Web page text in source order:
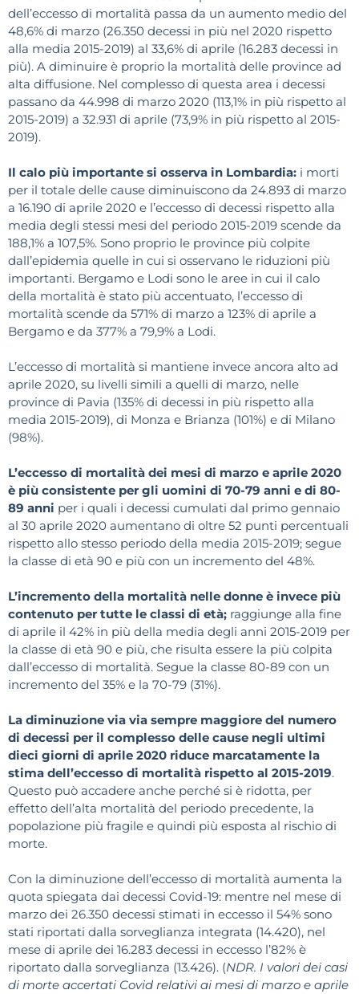
dell’eccesso di mortalità passa da un aumento medio del
48,6% di marzo (26.350 decessi in più nel 2020 rispetto
alla media 2015-2019) al 33,6% di aprile (16.283 decessi in
più). A diminuire è proprio la mortalità delle province ad
alta diffusione. Nel complesso di questa area i decessi
passano da 44.998 di marzo 2020 (113,1% in più rispetto al
2015-2019) a 32.931 di aprile (73,9% in più rispetto al 2015-
2019).
Il calo più importante si osserva in Lombardia: i morti
per il totale delle cause diminuiscono da 24.893 di marzo
a 16.190 di aprile 2020 e l’eccesso di decessi rispetto alla
media degli stessi mesi del periodo 2015-2019 scende da
188,1% a 107,5%. Sono proprio le province più colpite
dall’epidemia quelle in cui si osservano le riduzioni più
importanti. Bergamo e Lodi sono le aree in cui il calo
della mortalità è stato più accentuato, l’eccesso di
mortalità scende da 571% di marzo a 123% di aprile a
Bergamo e da 377% a 79,9% a Lodi.
L’eccesso di mortalità si mantiene invece ancora alto ad
aprile 2020, su livelli simili a quelli di marzo, nelle
province di Pavia (135% di decessi in più rispetto alla
media 2015-2019), di Monza e Brianza (101%) e di Milano
(98%).
L’eccesso di mortalità dei mesi di marzo e aprile 2020
è più consistente per gli uomini di 70-79 anni e di 80-
89 anni per i quali i decessi cumulati dal primo gennaio
al 30 aprile 2020 aumentano di oltre 52 punti percentuali
rispetto allo stesso periodo della media 2015-2019; segue
la classe di età 90 e più con un incremento del 48%.
L’incremento della mortalità nelle donne è invece più
contenuto per tutte le classi di età; raggiunge alla fine
di aprile il 42% in più della media degli anni 2015-2019 per
la classe di età 90 e più, che risulta essere la più colpita
dall’eccesso di mortalità. Segue la classe 80-89 con un
incremento del 35% e la 70-79 (31%).
La diminuzione via via sempre maggiore del numero
di decessi per il complesso delle cause negli ultimi
dieci giorni di aprile 2020 riduce marcatamente la
stima dell’eccesso di mortalità rispetto al 2015-2019.
Questo può accadere anche perché si è ridotta, per
effetto dell’alta mortalità del periodo precedente, la
popolazione più fragile e quindi più esposta al rischio di
morte.
Con la diminuzione dell’eccesso di mortalità aumenta la
quota spiegata dai decessi Covid-19: mentre nel mese di
marzo dei 26.350 decessi stimati in eccesso il 54% sono
stati riportati dalla sorveglianza integrata (14.420), nel
mese di aprile dei 16.283 decessi in eccesso l’82% è
riportato dalla sorveglianza (13.426). (NDR. I valori dei casi
di morte accertati Covid relativi ai mesi di marzo e aprile